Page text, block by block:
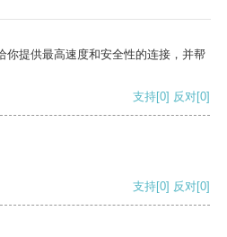
你提供最高速度和安全性的连接，并帮
支持[0] 反对[0]
支持[0] 反对[0]